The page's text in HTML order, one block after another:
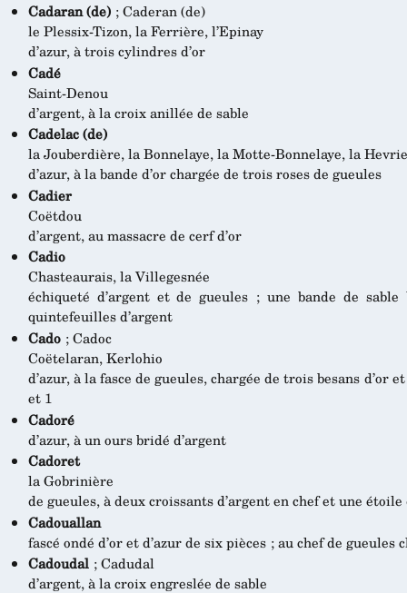
Cadaran (de); Caderan (de)
le Plessix-Tizon, la Ferrière, l’Epinay
d’azur, à trois cylindres d’or
Cadé
Saint-Denou
d’argent, à la croix anillée de sable
Cadelac (de)
la Jouberdière, la Bonnelaye, la Motte-Bonnelaye, la
d’azur, à la bande d’or chargée de trois roses de gueules
Cadier
Coëtdou
d’argent, au massacre de cerf d’or
Cadio
Chasteaurais, la Villegesnée
échiqueté d’argent et de gueules ; une bande de
quintefeuilles d’argent
Cado; Cadoc
Coëtelaran, Kerlohio
d’azur, à la fasce de gueules, chargée de trois besans d’or
et 1
Cadoré
d’azur, à un ours bridé d’argent
Cadoret
la Gobrinière
de gueules, à deux croissants d’argent en chef et une étoile
Cadouallan
fascé ondé d’or et d’azur de six pièces ; au chef de
Cadoudal; Cadudal
d’argent, à la croix engreslée de sable